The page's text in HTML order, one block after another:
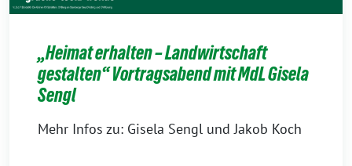
„Heimat erhalten – Landwirtschaft
gestalten“ Vortragsabend mit MdL Gisela
Sengl
Mehr Infos zu: Gisela Sengl und Jakob Koch